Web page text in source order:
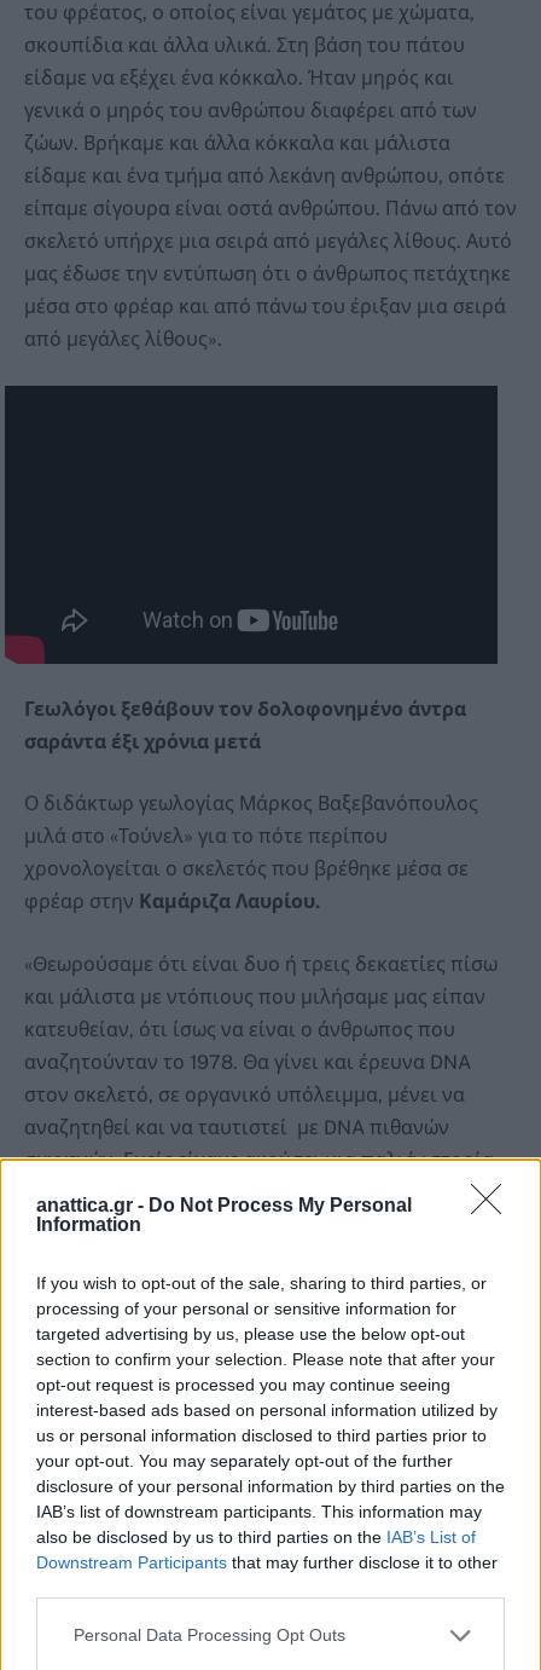
anattica.gr - Do Not Process My Personal
Information
If you wish to opt-out of the sale, sharing to third parties, or
processing of your personal or sensitive information for
targeted advertising by us, please use the below opt-out
section to confirm your selection. Please note that after your
opt-out request is processed you may continue seeing
interest-based ads based on personal information utilized by
us or personal information disclosed to third parties prior to
your opt-out. You may separately opt-out of the further
disclosure of your personal information by third parties on the
IAB’s list of downstream participants. This information may
also be disclosed by us to third parties on the IAB’s List of
Downstream Participants that may further disclose it to other
Personal Data Processing Opt Outs
του φρέατος, ο οποίος είναι γεμάτος με χώματα,
σκουπίδια και άλλα υλικά. Στη βάση του πάτου
είδαμε να εξέχει ένα κόκκαλο. Ήταν μηρός και
γενικά ο μηρός του ανθρώπου διαφέρει από των
ζώων. Βρήκαμε και άλλα κόκκαλα και μάλιστα
είδαμε και ένα τμήμα από λεκάνη ανθρώπου, οπότε
είπαμε σίγουρα είναι οστά ανθρώπου. Πάνω από τον
σκελετό υπήρχε μια σειρά από μεγάλες λίθους. Αυτό
μας έδωσε την εντύπωση ότι ο άνθρωπος πετάχτηκε
μέσα στο φρέαρ και από πάνω του έριξαν μια σειρά
από μεγάλες λίθους».
Γεωλόγοι ξεθάβουν τον δολοφονημένο άντρα
σαράντα έξι χρόνια μετά
Ο διδάκτωρ γεωλογίας Μάρκος Βαξεβανόπουλος
μιλά στο «Τούνελ» για το πότε περίπου
χρονολογείται ο σκελετός που βρέθηκε μέσα σε
φρέαρ στην Καμάριζα Λαυρίου.
«Θεωρούσαμε ότι είναι δυο ή τρεις δεκαετίες πίσω
και μάλιστα με ντόπιους που μιλήσαμε μας είπαν
κατευθείαν, ότι ίσως να είναι ο άνθρωπος που
αναζητούνταν το 1978. Θα γίνει και έρευνα DNA
στον σκελετό, σε οργανικό υπόλειμμα, μένει να
αναζητηθεί και να ταυτιστεί με DNA πιθανών
συγγενών. Εμείς είχαμε ακούσει μια παλιά ιστορία,
ότι είχε σκοτωθεί κάποιος και τον είχαν πετάξει σε
ένα φρέαρ, αλλά γνωρίζαμε ότι αυτός που είχε
σημείο που είναι στη Συντερίνα».
Ο ίδιος έψαξε, ώστε να μάθει για την ιστορία εκείνη
και την σπείρα αρχαιοκαπηλείας που δρούσε το
1978.
«Βρήκα διάφορα άρθρα που μου έστειλαν και μια
αστυνομική επιθεώρηση του 1978, που τη βρήκε μια
φίλη στο ίντερνετ, όπου αναφέρει με πολλή
λεπτομέρεια τι είχε γίνει εκείνη την εποχή. Υπήρχε
διένεξη μεταξύ τους και ο ένας από αυτούς σκότωσε